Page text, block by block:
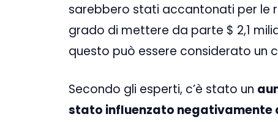
sarebbero stati accantonati per le
grado di mettere da parte $ 2,1
questo può essere considerato un
Secondo gli esperti, c’è stato un
stato influenzato